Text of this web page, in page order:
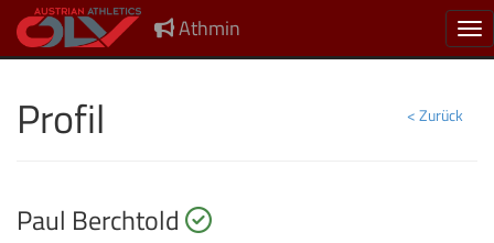
Athmin
< Zurück
Profil
Paul Berchtold startberechtigt